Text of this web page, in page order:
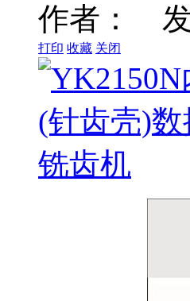
作者： 发
打印 收藏 关闭